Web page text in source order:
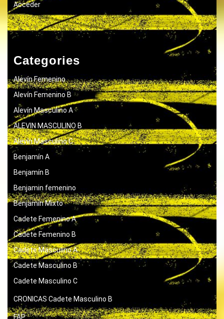
Acceder
Categories
Alevín Femenino
Alevín Femenino B
Alevín Masculino A
ALEVIN MASCULINO B
Alevín Masculino C
Benjamín A
Benjamín B
Benjamin femenino
Benjamín Mixto
Cadete Femenino A
Cadete Femenino B
Cadete Masculino A
Cadete Masculino B
Cadete Masculino C
CRONICAS Cadete Masculino B
FAP